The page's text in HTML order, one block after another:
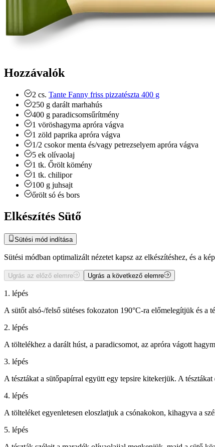
Hozzávalók
2 cs. Tante Fanny friss pizzatészta 400 g
250 g darált marhahús
400 g paradicsomsűrítmény
1 vöröshagyma apróra vágva
1 zöld paprika apróra vágva
1/2 csokor menta és/vagy petrezselyem apróra vágva
5 ek olívaolaj
1 tk. Őrölt kömény
1 tk. chilipor
100 g juhsajt
őrölt só és bors
Elkészítés Sütő
Sütési mód indítása
Sütési módban optimalizált nézetet kapsz az elkészítéshez, és a
Ugrás az előző elemre Ugrás a következő elemre
1. lépés
A sütőt alsó-/felső sütéses fokozaton 190°C-ra előmelegítjük és a
2. lépés
A töltelékhez a darált húst, a paradicsomot, az apróra vágott
3. lépés
A tésztákat a sütőpapírral együtt egy tepsire kitekerjük. A
4. lépés
A tölteléket egyenletesen eloszlatjuk a csónakokon, kihagyva a
5. lépés